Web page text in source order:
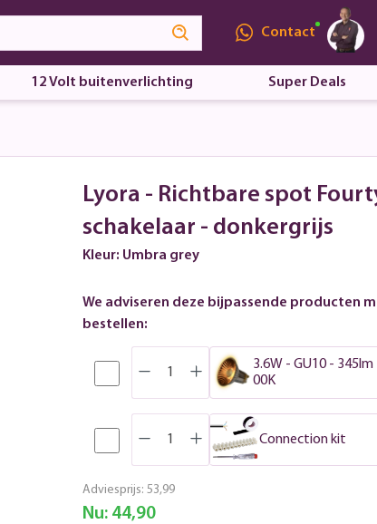
Contact
12 Volt buitenverlichting Super Deals
Lyora - Richtbare spot
schakelaar - donkergrijs
Kleur: Umbra grey
We adviseren deze bijpassende producten
bestellen:
3.6W - GU10 - 345lm
00K
Connection kit
Adviesprijs: 53,99
Nu: 44,90